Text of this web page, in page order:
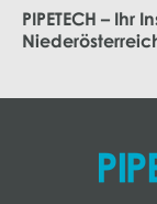
PIPETECH – Ihr